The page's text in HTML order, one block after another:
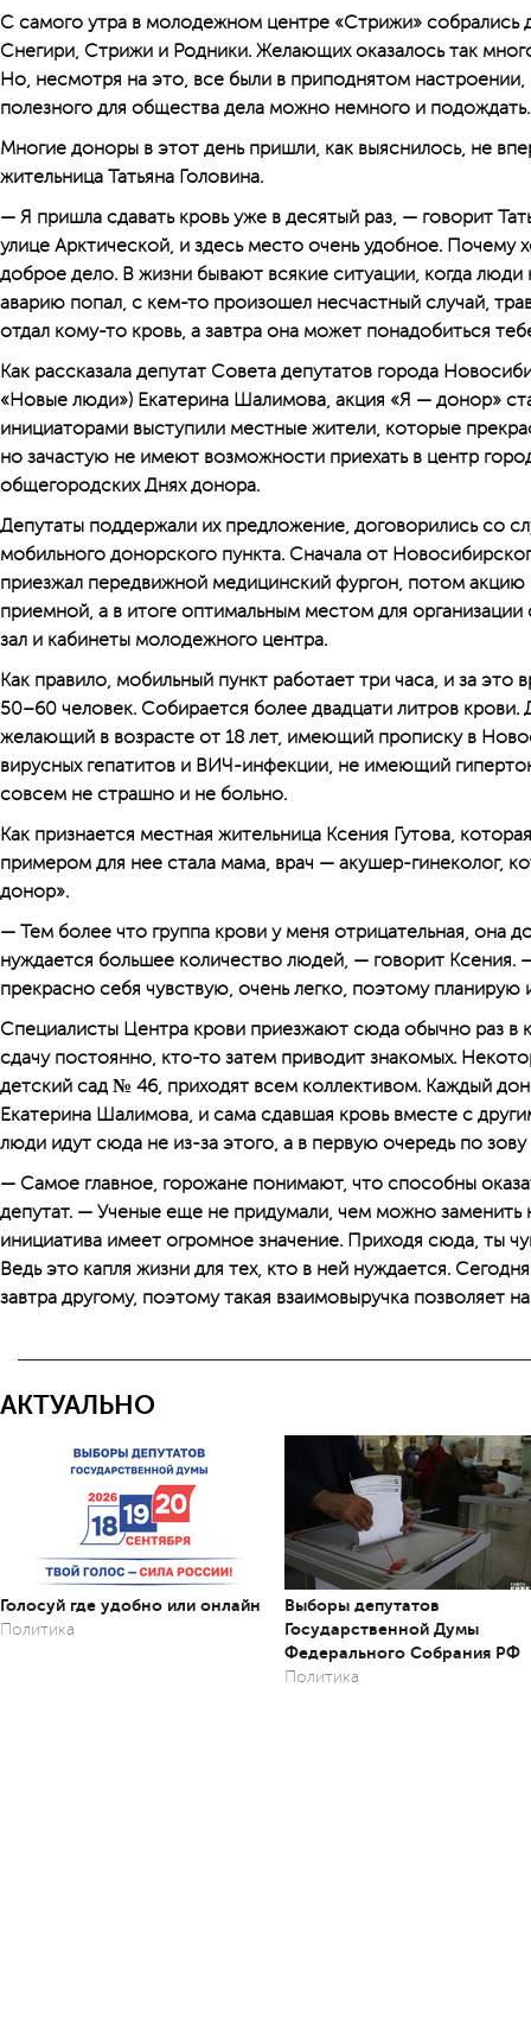
С самого утра в молодежном центре «Стрижи» собрались
Снегири, Стрижи и Родники. Желающих оказалось так
Но, несмотря на это, все были в приподнятом настроении,
полезного для общества дела можно немного и подождать.
Многие доноры в этот день пришли, как выяснилось, не
жительница Татьяна Головина.
— Я пришла сдавать кровь уже в десятый раз, — говорит
улице Арктической, и здесь место очень удобное. Почему
доброе дело. В жизни бывают всякие ситуации, когда
аварию попал, с кем-то произошел несчастный случай,
отдал кому-то кровь, а завтра она может понадобиться
Как рассказала депутат Совета депутатов города
«Новые люди») Екатерина Шалимова, акция «Я — донор»
инициаторами выступили местные жители, которые
но зачастую не имеют возможности приехать в центр
общегородских Днях донора.
Депутаты поддержали их предложение, договорились со
мобильного донорского пунк­та. Сначала от
приезжал передвижной медицинский фургон, потом акцию
приемной, а в итоге оптимальным местом для
зал и кабинеты молодежного центра.
Как правило, мобильный пункт работает три часа, и за это
50–60 человек. Собирается более двадцати литров
желающий в возрасте от 18 лет, имеющий прописку в
вирусных гепатитов и ВИЧ-инфекции, не имеющий
совсем не страшно и не больно.
Как признается местная жительница Ксения Гутова,
примером для нее стала мама, врач — акушер-гинеколог,
донор».
— Тем более что группа крови у меня отрицательная, она
нуждается большее количество людей, — говорит Ксения.
прекрасно себя чувствую, очень легко, поэтому планирую
Специалисты Центра крови приезжают сюда обычно раз в
сдачу постоянно, кто-то затем приводит знакомых.
детский сад № 46, приходят всем коллективом. Каждый
Екатерина Шалимова, и сама сдавшая кровь вместе с
люди идут сюда не из-за этого, а в первую очередь по
— Самое главное, горожане понимают, что способны
депутат. — Ученые еще не придумали, чем можно заменить
инициатива имеет огромное значение. Приходя сюда, ты
Ведь это капля жизни для тех, кто в ней нуждается.
завтра другому, поэтому такая взаимовыручка позволяет
АКТУАЛЬНО
Голосуй где удобно или онлайн
Политика
Выборы депутатов
Государственной Думы
Федерального Собрания РФ
Политика